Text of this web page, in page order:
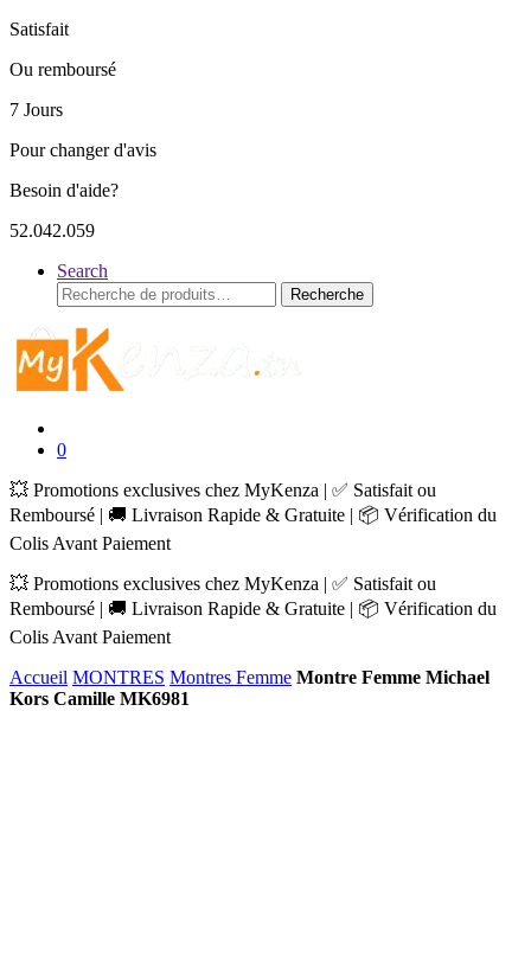
Satisfait
Ou remboursé
7 Jours
Pour changer d'avis
Besoin d'aide?
52.042.059
Search
Recherche
pour :
Recherche
0
💥 Promotions exclusives chez MyKenza | ✅ Satisfait ou
Remboursé | 🚚 Livraison Rapide & Gratuite | 📦 Vérification du
Colis Avant Paiement
💥 Promotions exclusives chez MyKenza | ✅ Satisfait ou
Remboursé | 🚚 Livraison Rapide & Gratuite | 📦 Vérification du
Colis Avant Paiement
Accueil MONTRES Montres Femme Montre Femme Michael
Kors Camille MK6981